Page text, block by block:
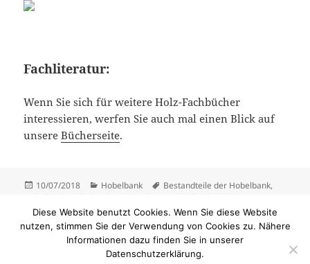
Fachliteratur:
Wenn Sie sich für weitere Holz-Fachbücher
interessieren, werfen Sie auch mal einen Blick auf
unsereBücherseite.
Veröffentlicht
am
10/07/2018 Kategorien
Hobelbank Schlagwörter
Bestandteile der Hobelbank,
Hobelbank
Hobelbank Beschreibung Hobelbank welche
Hobelbank welche kaufen,Hobelbänke ,Kaufhilfe Hobelbank,
Merkmale einer guten Hobelbank,Merkmale von guten
Hobelbänken,Qualitätsmerkmale Hobelbank ,Was wiegt eine
welche Hobelbank 4 Kommentare zu Merkmale einer
Diese Website benutzt Cookies. Wenn Sie diese Website
nutzen, stimmen Sie der Verwendung von Cookies zu. Nähere
Informationen dazu finden Sie in unserer
Datenschutzerklärung.